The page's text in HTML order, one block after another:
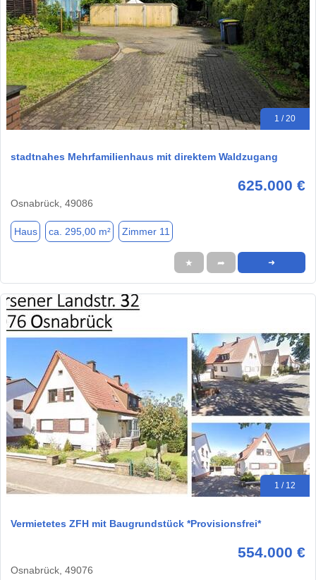
1 / 20
stadtnahes Mehrfamilienhaus mit direktem Waldzugang
625.000 €
Osnabrück, 49086
Haus ca. 295,00 m² Zimmer 11
★ ➦ ➜
1 / 12
Vermietetes ZFH mit Baugrundstück *Provisionsfrei*
554.000 €
Osnabrück, 49076